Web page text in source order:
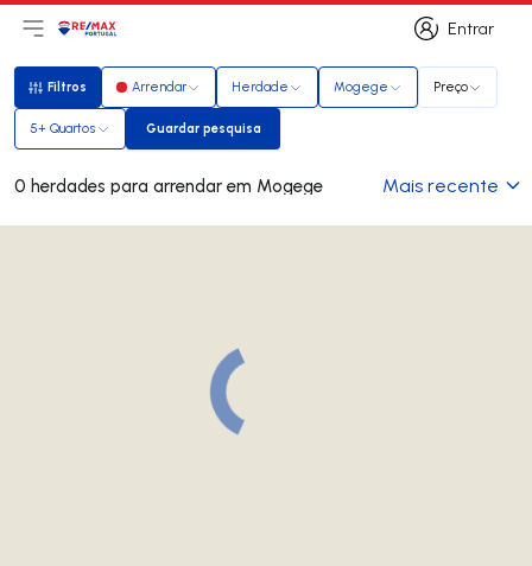
Entrar
Entrar
Abri menu principal
LogoIr para página inicial
Filtros
Filtros Arrendar Herdade Mogege Preço
5+ Quartos Guardar pesquisa
Guardar pesquisa
0 herdades para arrendar em Mogege Mais recente